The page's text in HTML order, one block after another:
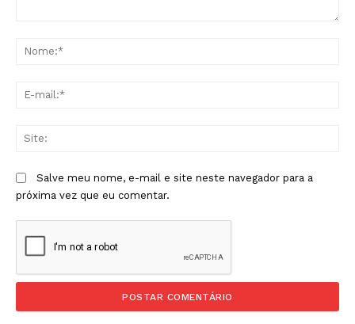
Salve meu nome, e-mail e site neste navegador para a
próxima vez que eu comentar.